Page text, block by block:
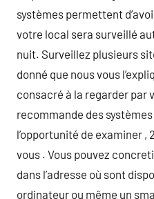
systèmes permettent
votre local sera surveillé
nuit. Surveillez plusieurs
donné que nous vous
consacré à la regarder par
recommande des
l’opportunité de examiner
vous . Vous pouvez
dans l’adresse où sont
ordinateur ou même un